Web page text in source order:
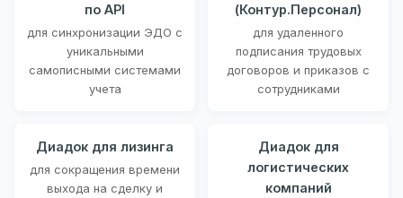
по API
для синхронизации ЭДО с
уникальными
самописными системами
учета
(Контур.Персонал)
для удаленного
подписания трудовых
договоров и приказов с
сотрудниками
Диадок для лизинга
для сокращения времени
выхода на сделку и
Диадок для
логистических
компаний